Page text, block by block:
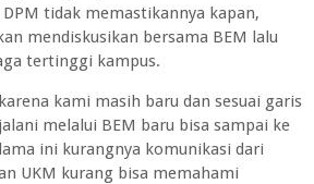
tidak memastikannya kapan,
mendiskusikan bersama BEM lalu
tertinggi kampus.
kami masih baru dan sesuai garis
melalui BEM baru bisa sampai ke
ini kurangnya komunikasi dari
UKM kurang bisa memahami